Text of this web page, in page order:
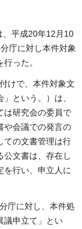
、平成20年12月10
庁に対し本件対象
った。
けで、本件対象文
という。）は、
は研究会の委員で
や会議での発言の
ての文書管理は行
公文書は、存在し
を行い、申立人に
庁に対し、本件処
議申立て」とい